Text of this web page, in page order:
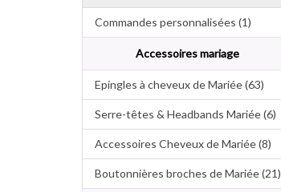
Commandes personnalisées (1)
Accessoires mariage
Epingles à cheveux de Mariée (63)
Serre-têtes & Headbands Mariée (6)
Accessoires Cheveux de Mariée (8)
Boutonnières broches de Mariée (21)